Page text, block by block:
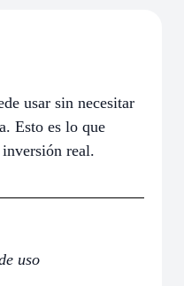
usar sin necesitar
Esto es lo que
real.
uso